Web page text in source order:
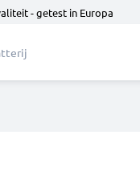
- getest in Europa